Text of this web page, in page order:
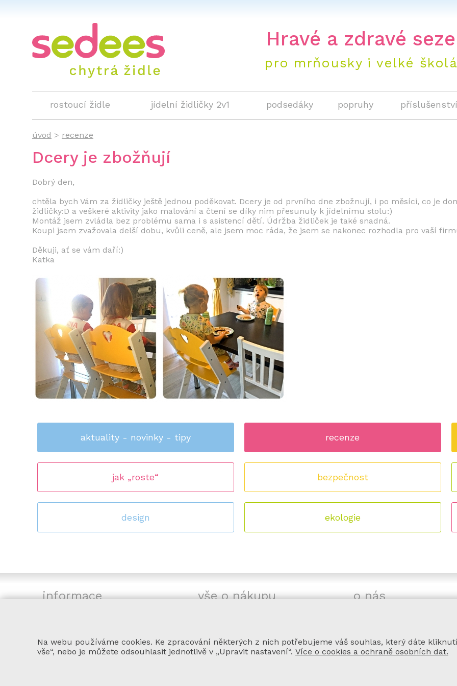
úvod > recenze
Dcery je zbožňují
Dobrý den,
chtěla bych Vám za židličky ještě jednou poděkovat. Dcery je od prvního dne zbožnují, i po měsíci, co je
židličky:D a veškeré aktivity jako malování a čtení se díky nim přesunuly k jídelnímu stolu:)
Montáž jsem zvládla bez problému sama i s asistencí dětí. Údržba židliček je také snadná.
Koupi jsem zvažovala delší dobu, kvůli ceně, ale jsem moc ráda, že jsem se nakonec rozhodla pro vaší
Děkuji, ať se vám daří:)
Katka
aktuality - novinky - tipy recenze
jak „roste“ bezpečnost
design ekologie
+420 604
Hravé a zdravé
pro mrňousky i velké
informace
kde všude židle bydlí
vše o nákupu
reklamační řád
o nás
rostoucí židle jídelní židličky 2v1 podsedáky popruhy příslušenství
Na webu používáme cookies. Ke zpracování některých z nich potřebujeme váš souhlas, který dáte
vše“, nebo je můžete odsouhlasit jednotlivě v „Upravit nastavení“. Více o cookies a ochraně osobních dat.